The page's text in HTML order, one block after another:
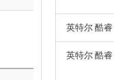
英特尔 酷睿
英特尔 酷睿